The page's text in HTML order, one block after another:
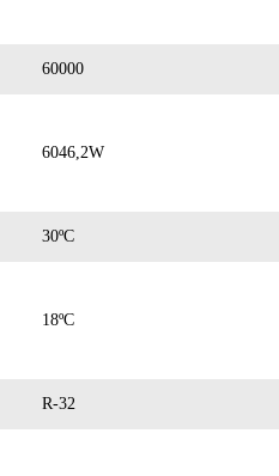
60000
6046,2W
30ºC
18ºC
R-32